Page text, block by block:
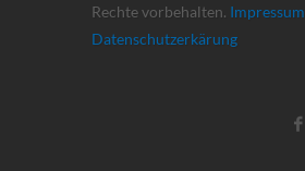
Rechte vorbehalten. Impressum
Datenschutzerkärung